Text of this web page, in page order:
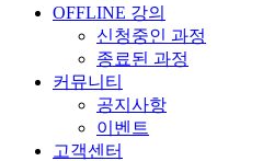
OFFLINE 강의
신청중인 과정
종료된 과정
커뮤니티
공지사항
이벤트
고객센터